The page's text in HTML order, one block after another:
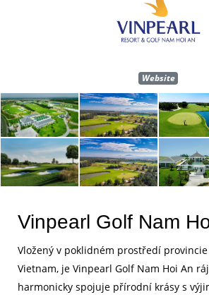
Website
Vinpearl Golf Nam
Vložený v poklidném prostředí
Vietnam, je Vinpearl Golf Nam Hoi An
harmonicky spojuje přírodní krásy s